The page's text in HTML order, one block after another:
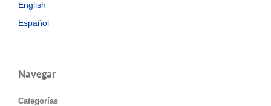
English
Español
Navegar
Categorías